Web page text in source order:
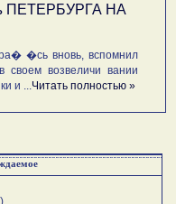
ПЕТЕРБУРГА НА
�сь вновь, вспомнил
возвеличи вании
и ... Читать полностью »
)